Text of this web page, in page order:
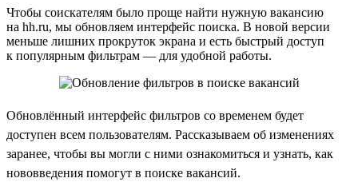
Чтобы соискателям было проще найти нужную вакансию
на hh.ru, мы обновляем интерфейс поиска. В новой версии
меньше лишних прокруток экрана и есть быстрый доступ
к популярным фильтрам — для удобной работы.
Обновлённый интерфейс фильтров со временем будет
доступен всем пользователям. Рассказываем об изменениях
заранее, чтобы вы могли с ними ознакомиться и узнать, как
нововведения помогут в поиске вакансий.